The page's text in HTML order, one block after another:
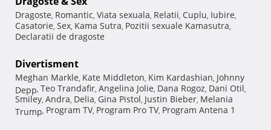
Dragoste, Romantic, Viata sexuala, Relatii, Cuplu, Iubire,
Casatorie, Sex, Kama Sutra, Pozitii sexuale Kamasutra,
Declaratii de dragoste
Divertisment
Meghan Markle, Kate Middleton, Kim Kardashian, Johnny
Depp, Teo Trandafir, Angelina Jolie, Dana Rogoz, Dani Otil,
Smiley, Andra, Delia, Gina Pistol, Justin Bieber, Melania
Trump, Program TV, Program Pro TV, Program Antena 1